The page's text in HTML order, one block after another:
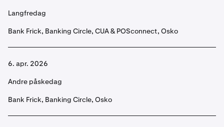
Langfredag
Bank Frick, Banking Circle, CUA & POSconnect, Osko
6. apr. 2026
Andre påskedag
Bank Frick, Banking Circle, Osko